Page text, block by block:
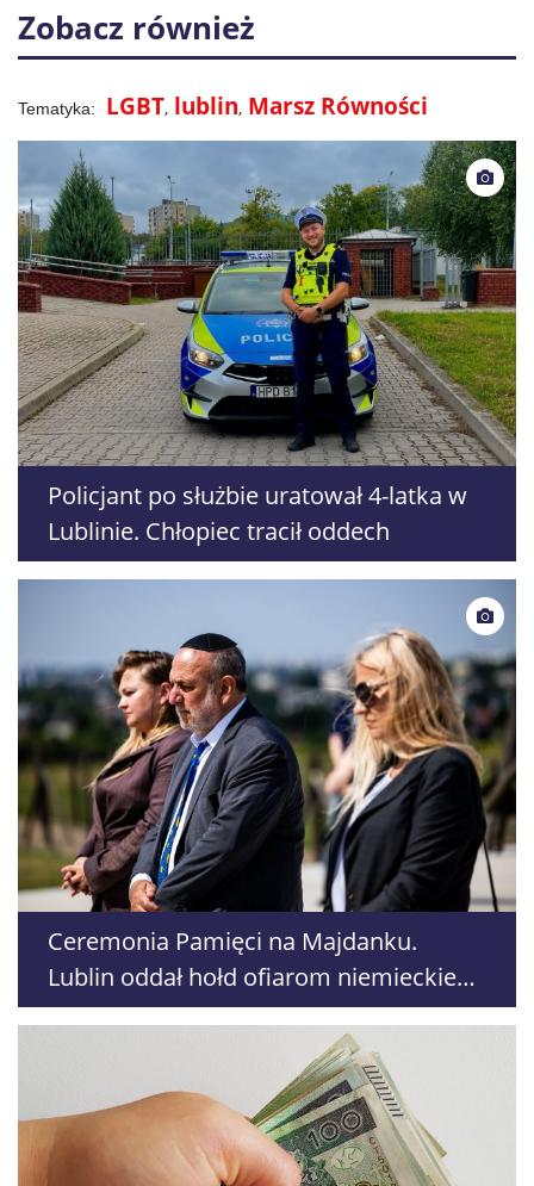
Zobacz również
LGBT lublin Marsz Równości
Policjant po służbie uratował 4-latka w
Lublinie. Chłopiec tracił oddech
Ceremonia Pamięci na Majdanku.
Lublin oddał hołd ofiarom niemieckiego
nazistowskiego obozu